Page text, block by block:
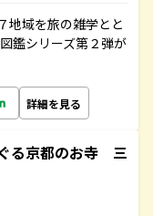
地域を旅の雑学とと
鑑シリーズ第２弾が
詳細を見る
る京都のお寺 三